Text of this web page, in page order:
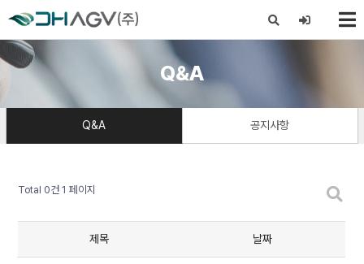
Q&A
Q&A 공지사항
Total 0건 1 페이지
제목 날짜